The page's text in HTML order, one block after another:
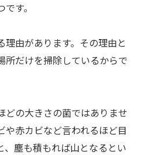
す。
理由があります。その理由と
所だけを掃除しているからで
どの大きさの菌ではありませ
や赤カビなど言われるほど目
、塵も積もれば山となるとい